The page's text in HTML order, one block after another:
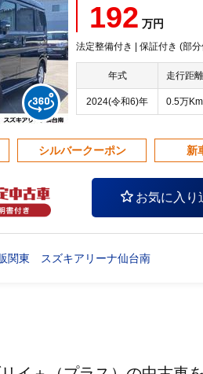
192 万円
法定整備付き | 保証付き (部
年式 走行距離
2024(令和6)年 0.5万Km
シルバークーポン 新
お気に入り
販関東 スズキアリーナ仙台南